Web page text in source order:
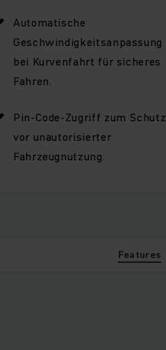
Automatische
Geschwindigkeitsanpassung
bei Kurvenfahrt für sicheres
Fahren.
Pin-Code-Zugriff zum Schutz
vor unautorisierter
Fahrzeugnutzung.
Features